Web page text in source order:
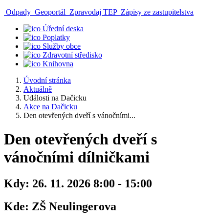
Odpady Geoportál Zpravodaj TEP Zápisy ze zastupitelstva
Úřední deska
Poplatky
Služby obce
Zdravotní středisko
Knihovna
Úvodní stránka
Aktuálně
Události na Dačicku
Akce na Dačicku
Den otevřených dveří s vánočními...
Den otevřených dveří s
vánočními dílničkami
Kdy: 26. 11. 2026 8:00 - 15:00
Kde: ZŠ Neulingerova